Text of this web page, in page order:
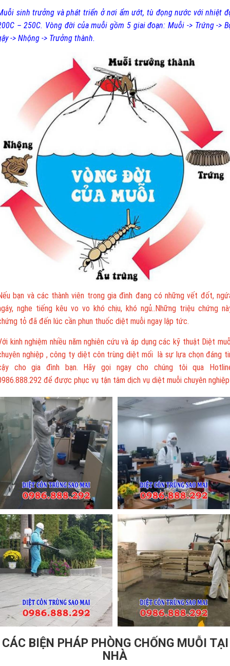
sinh trưởng và phát triển ở nơi ẩm ướt, tù đọng nước với nhiệt
– 250C. Vòng đời của muỗi gồm 5 giai đoạn: Muỗi -> Trứng ->
-> Nhộng -> Trưởng thành.
bạn và các thành viên trong gia đình đang có những vết đốt,
nghe tiếng kêu vo vo khó chịu, khó ngủ..Những triệu chứng
tỏ đã đến lúc cần phun thuốc diệt muỗi ngay lập tức.
kinh nghiệm nhiều năm nghiên cứu và áp dụng các kỹ thuật Diệt
nghiệp , công ty diệt côn trùng diệt mối là sự lựa chọn đáng
cho gia đình bạn. Hãy gọi ngay cho chúng tôi qua
để được phục vụ tận tâm dịch vụ diệt muỗi chuyên nghiệp
CÁC BIỆN PHÁP PHÒNG CHỐNG MUỖI TẠI
NHÀ